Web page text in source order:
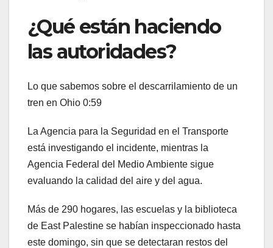
¿Qué están haciendo
las autoridades?
Lo que sabemos sobre el descarrilamiento de un
tren en Ohio 0:59
La Agencia para la Seguridad en el Transporte
está investigando el incidente, mientras la
Agencia Federal del Medio Ambiente sigue
evaluando la calidad del aire y del agua.
Más de 290 hogares, las escuelas y la biblioteca
de East Palestine se habían inspeccionado hasta
este domingo, sin que se detectaran restos del